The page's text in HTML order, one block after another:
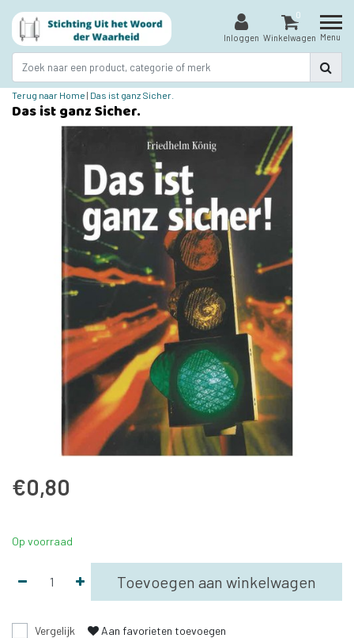
Inloggen
0
Winkelwagen Menu
Terug naar Home | Das ist ganz Sicher.
Das ist ganz Sicher.
€0,80
Op voorraad
Toevoegen aan winkelwagen
Vergelijk Aan favorieten toevoegen